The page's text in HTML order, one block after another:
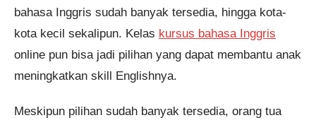
bahasa Inggris sudah banyak tersedia, hingga kota-
kota kecil sekalipun. Kelas kursus bahasa Inggris
online pun bisa jadi pilihan yang dapat membantu anak
meningkatkan skill Englishnya.
Meskipun pilihan sudah banyak tersedia, orang tua